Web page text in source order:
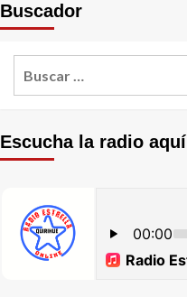
Buscador
Escucha la radio aquí